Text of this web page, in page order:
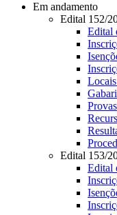
Em andamento
Edital 152/
Edital
Provas
Edital 153/
Edital